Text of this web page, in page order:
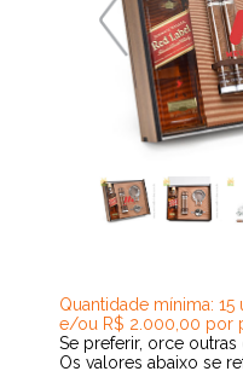
Quantidade mínima: 15
e/ou R$ 2.000,00 por
Se preferir, orce outras
Os valores abaixo se